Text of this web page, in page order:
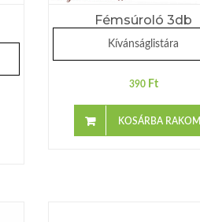
Fémsúroló 3db
Kívánságlistára
390 Ft
KOSÁRBA RAKOM